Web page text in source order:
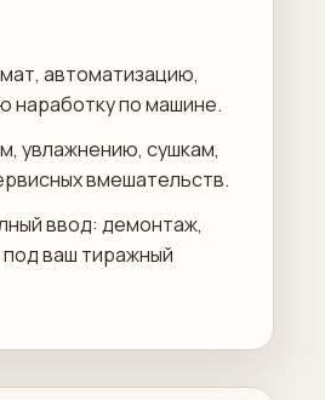
автоматизацию,
наработку по машине.
увлажнению, сушкам,
вмешательств.
ввод: демонтаж,
ваш тиражный